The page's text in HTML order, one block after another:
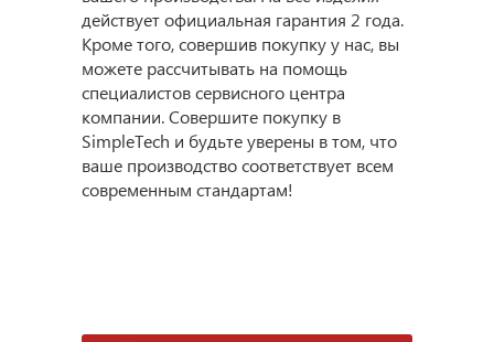
действует официальная гарантия 2 года.
Кроме того, совершив покупку у нас, вы
можете рассчитывать на помощь
специалистов сервисного центра
компании. Совершите покупку в
SimpleTech и будьте уверены в том, что
ваше производство соответствует всем
современным стандартам!